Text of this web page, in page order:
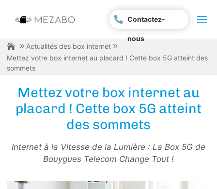
Contactez-
nous
Actualités des box internet
Mettez votre box internet au placard ! Cette box 5G atteint des
sommets
Mettez votre box internet au
placard ! Cette box 5G atteint
des sommets
Internet à la Vitesse de la Lumière : La Box 5G de
Bouygues Telecom Change Tout !